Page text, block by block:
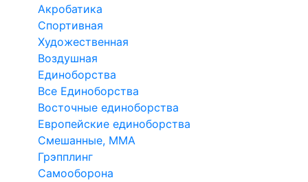
Акробатика
Спортивная
Художественная
Воздушная
Единоборства
Все Единоборства
Восточные единоборства
Европейские единоборства
Смешанные, ММА
Грэпплинг
Самооборона